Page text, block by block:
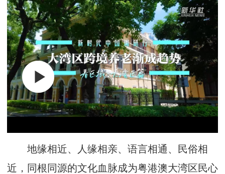
地缘相近、人缘相亲、语言相通、民俗相
近，同根同源的文化血脉成为粤港澳大湾区民心